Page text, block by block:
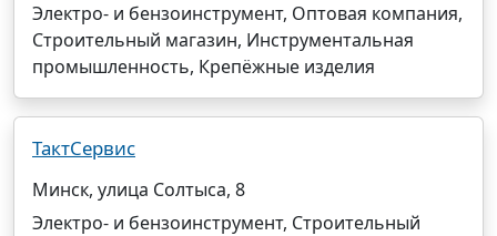
Электро- и бензоинструмент, Оптовая компания,
Строительный магазин, Инструментальная
промышленность, Крепёжные изделия
ТактСервис
Минск, улица Солтыса, 8
Электро- и бензоинструмент, Строительный